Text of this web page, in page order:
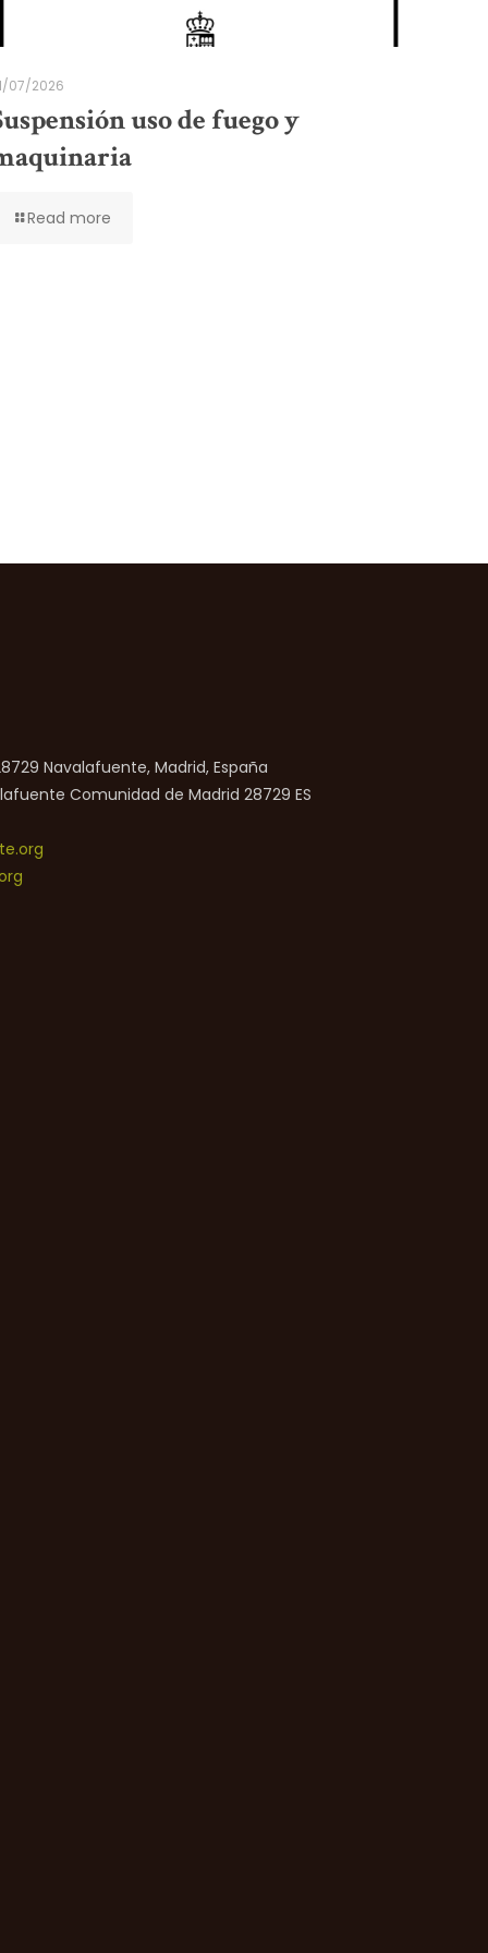
07/2026
uso de fuego y
Read more
Navalafuente, Madrid, España
Comunidad de Madrid 28729 ES